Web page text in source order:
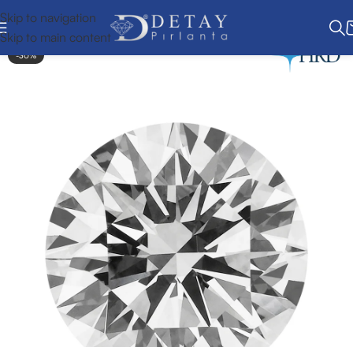
Skip to navigation
Skip to main content
-30%